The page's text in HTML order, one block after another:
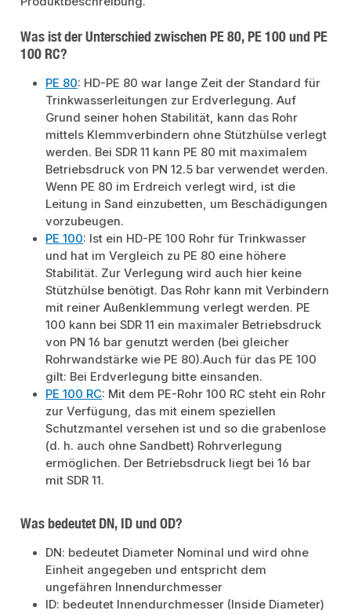
Was ist der Unterschied zwischen PE 80, PE 100 und PE
100 RC?
PE 80: HD-PE 80 war lange Zeit der Standard für
Trinkwasserleitungen zur Erdverlegung. Auf
Grund seiner hohen Stabilität, kann das Rohr
mittels Klemmverbindern ohne Stützhülse verlegt
werden. Bei SDR 11 kann PE 80 mit maximalem
Betriebsdruck von PN 12.5 bar verwendet werden.
Wenn PE 80 im Erdreich verlegt wird, ist die
Leitung in Sand einzubetten, um Beschädigungen
vorzubeugen.
PE 100: Ist ein HD-PE 100 Rohr für Trinkwasser
und hat im Vergleich zu PE 80 eine höhere
Stabilität. Zur Verlegung wird auch hier keine
Stützhülse benötigt. Das Rohr kann mit Verbindern
mit reiner Außenklemmung verlegt werden. PE
100 kann bei SDR 11 ein maximaler Betriebsdruck
von PN 16 bar genutzt werden (bei gleicher
Rohrwandstärke wie PE 80).Auch für das PE 100
gilt: Bei Erdverlegung bitte einsanden.
PE 100 RC: Mit dem PE-Rohr 100 RC steht ein Rohr
zur Verfügung, das mit einem speziellen
Schutzmantel versehen ist und so die grabenlose
(d. h. auch ohne Sandbett) Rohrverlegung
ermöglichen. Der Betriebsdruck liegt bei 16 bar
mit SDR 11.
Was bedeutet DN, ID und OD?
DN: bedeutet Diameter Nominal und wird ohne
Einheit angegeben und entspricht dem
ungefähren Innendurchmesser
ID: bedeutet Innendurchmesser (Inside Diameter)